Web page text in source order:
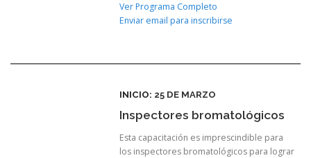
Ver Programa Completo
Enviar email para inscribirse
INICIO: 25 DE MARZO
Inspectores bromatológicos
Esta capacitación es imprescindible para
los inspectores bromatológicos para lograr